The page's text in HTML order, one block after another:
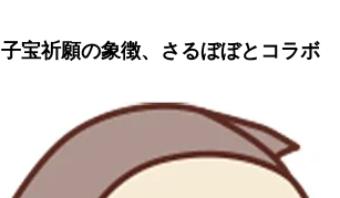
子宝祈願の象徴、さるぼぼとコラボ